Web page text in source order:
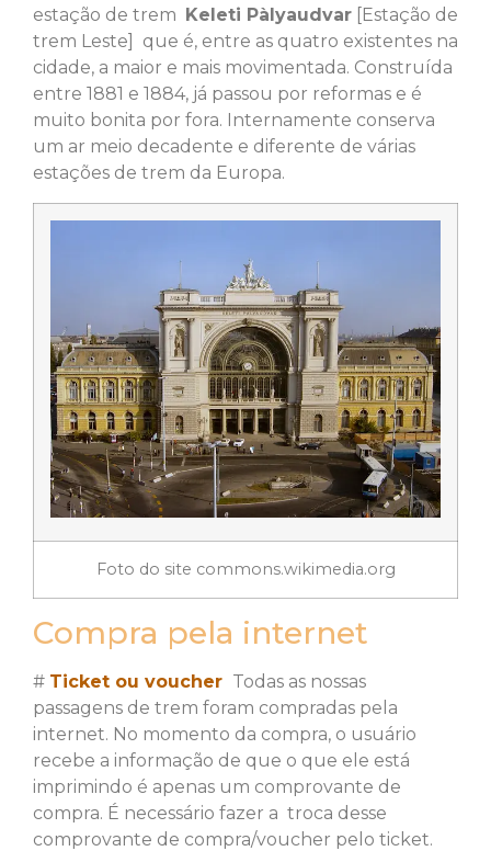
estação de trem
Keleti Pàlyaudvar [Estação de
trem Leste] que é, entre as quatro existentes na
cidade, a maior e mais movimentada. Construída
entre 1881 e 1884, já passou por reformas e é
muito bonita por fora. Internamente conserva
um ar meio decadente e diferente de várias
estações de trem da Europa.
Foto do site commons.wikimedia.org
Compra pela internet
# Ticket ou voucher Todas as nossas
passagens de trem foram compradas pela
internet. No momento da compra, o usuário
recebe a informação de que o que ele está
imprimindo é apenas um comprovante de
compra. É necessário fazer a troca desse
comprovante de compra/voucher pelo ticket.